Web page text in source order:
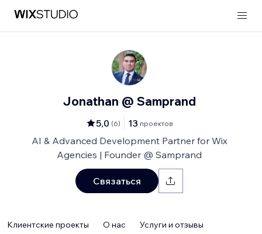
Jonathan @ Samprand
5,0 (6) 13 проектов
AI & Advanced Development Partner for Wix
Agencies | Founder @ Samprand
Связаться
Клиентские проекты О нас Услуги и отзывы